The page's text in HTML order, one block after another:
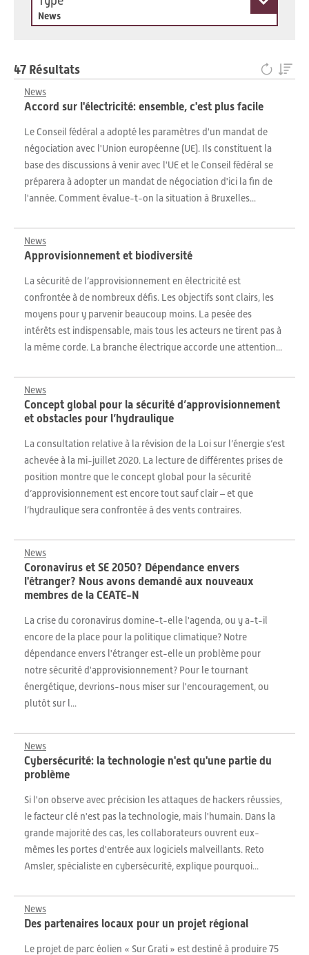
News
47 Résultats
News
Accord sur l'électricité: ensemble, c'est plus facile
Le Conseil fédéral a adopté les paramètres d'un mandat de
négociation avec l'Union européenne (UE). Ils constituent la
base des discussions à venir avec l'UE et le Conseil fédéral se
préparera à adopter un mandat de négociation d'ici la fin de
l'année. Comment évalue-t-on la situation à Bruxelles...
News
Approvisionnement et biodiversité
La sécurité de l’approvisionnement en électricité est
confrontée à de nombreux défis. Les objectifs sont clairs, les
moyens pour y parvenir beaucoup moins. La pesée des
intérêts est indispensable, mais tous les acteurs ne tirent pas à
la même corde. La branche électrique accorde une attention...
News
Concept global pour la sécurité d’approvisionnement
et obstacles pour l’hydraulique
La consultation relative à la révision de la Loi sur l’énergie s’est
achevée à la mi-juillet 2020. La lecture de différentes prises de
position montre que le concept global pour la sécurité
d’approvisionnement est encore tout sauf clair – et que
l’hydraulique sera confrontée à des vents contraires.
News
Coronavirus et SE 2050? Dépendance envers
l'étranger? Nous avons demandé aux nouveaux
membres de la CEATE-N
La crise du coronavirus domine-t-elle l'agenda, ou y a-t-il
encore de la place pour la politique climatique? Notre
dépendance envers l'étranger est-elle un problème pour
notre sécurité d'approvisionnement? Pour le tournant
énergétique, devrions-nous miser sur l'encouragement, ou
plutôt sur l...
News
Cybersécurité: la technologie n'est qu'une partie du
problème
Si l'on observe avec précision les attaques de hackers réussies,
le facteur clé n'est pas la technologie, mais l'humain. Dans la
grande majorité des cas, les collaborateurs ouvrent eux-
mêmes les portes d'entrée aux logiciels malveillants. Reto
Amsler, spécialiste en cybersécurité, explique pourquoi...
News
Des partenaires locaux pour un projet régional
Le projet de parc éolien « Sur Grati » est destiné à produire 75